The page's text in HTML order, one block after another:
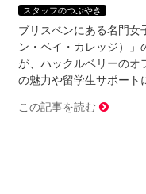
スタッフのつぶやき
ブリスベンにある名門女
ン・ベイ・カレッジ）
が、ハックルベリーのオ
の魅力や留学生サポート
この記事を読む